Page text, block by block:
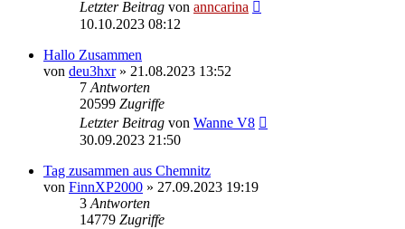
Letzter Beitrag von anncarina
10.10.2023 08:12
Hallo Zusammen
von deu3hxr» 21.08.2023 13:52
7 Antworten
20599 Zugriffe
Letzter Beitrag von Wanne V8
30.09.2023 21:50
Tag zusammen aus Chemnitz
von FinnXP2000 » 27.09.2023 19:19
3 Antworten
14779 Zugriffe